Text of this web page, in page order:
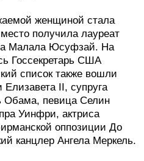
женщиной стала
получила лауреат
Малала Юсуфзай. На
Госсекретарь США
список также вошли
Елизавета II, супруга
певица Селин
Уинфри, актриса
оппозиции До
канцлер Ангела Меркель.